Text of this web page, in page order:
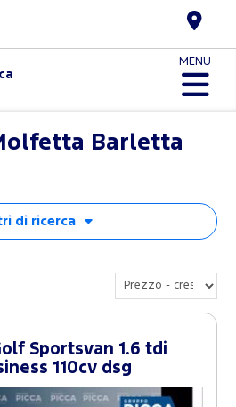
MENU
Barletta
di ricerca
Sportsvan 1.6 tdi
110cv dsg